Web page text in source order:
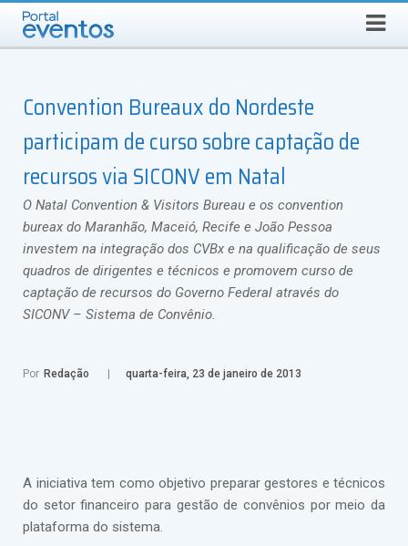
SEXTA-FEIRA, 7 DE AGOSTO DE 2026 Busca
Convention Bureaux do Nordeste
participam de curso sobre captação de
recursos via SICONV em Natal
O Natal Convention & Visitors Bureau e os convention
bureax do Maranhão, Maceió, Recife e João Pessoa
investem na integração dos CVBx e na qualificação de seus
quadros de dirigentes e técnicos e promovem curso de
captação de recursos do Governo Federal através do
SICONV – Sistema de Convênio.
Por Redação quarta-feira, 23 de janeiro de 2013
A iniciativa tem como objetivo preparar gestores e técnicos
do setor financeiro para gestão de convênios por meio da
plataforma do sistema.